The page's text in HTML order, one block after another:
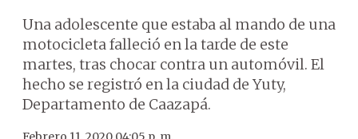
Una adolescente que estaba al mando de una
motocicleta falleció en la tarde de este
martes, tras chocar contra un automóvil. El
hecho se registró en la ciudad de Yuty,
Departamento de Caazapá.